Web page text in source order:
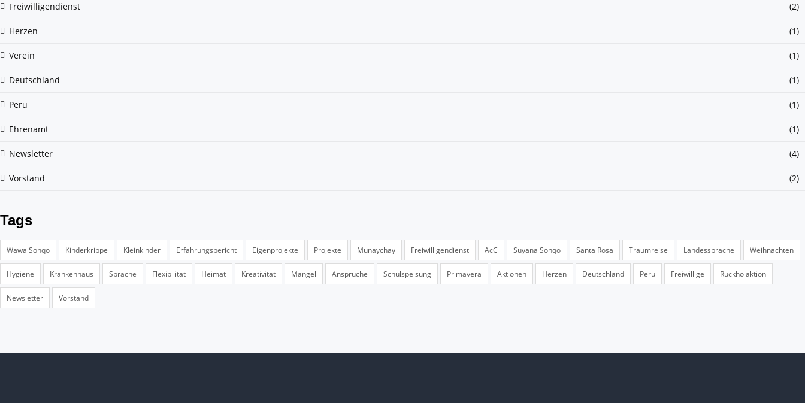
Freiwilligendienst (2)
Herzen (1)
Verein (1)
Deutschland (1)
Peru (1)
Ehrenamt (1)
Newsletter (4)
Vorstand (2)
Tags
Wawa Sonqo Kinderkrippe Kleinkinder Erfahrungsbericht Eigenprojekte Projekte Munaychay Freiwilligendienst AcC Suyana Sonqo Santa Rosa Traumreise Landessprache Weihnachten
Hygiene Krankenhaus Sprache Flexibilität Heimat Kreativität Mangel Ansprüche Schulspeisung Primavera Aktionen Herzen Deutschland Peru Freiwillige Rückholaktion
Newsletter Vorstand